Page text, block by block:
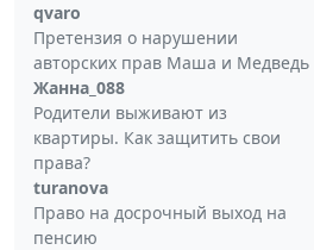
qvaro
Претензия о нарушении
авторских прав Маша и Медведь
Жанна_088
Родители выживают из
квартиры. Как защитить свои
права?
turanova
Право на досрочный выход на
пенсию